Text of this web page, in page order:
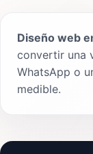
Diseño web
convertir una
WhatsApp o
medible.